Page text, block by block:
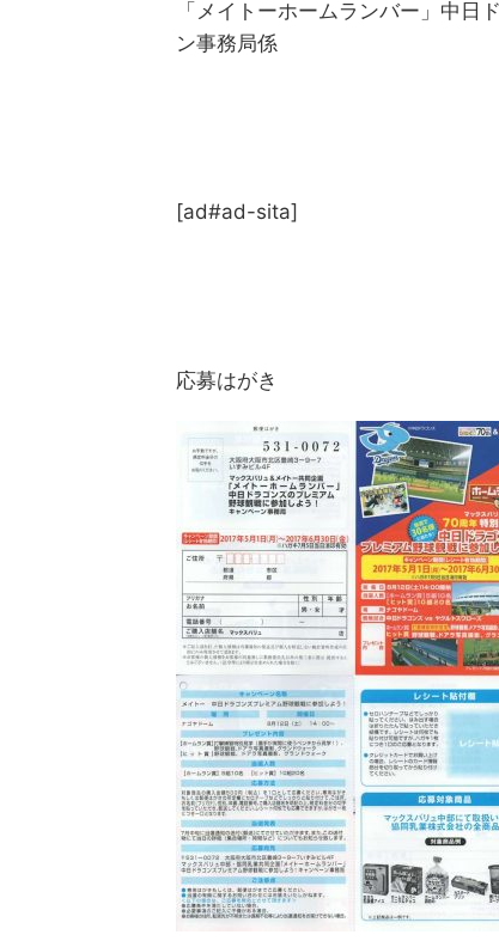
「メイトーホームランバー」中
ン事務局係
[ad#ad-sita]
応募はがき